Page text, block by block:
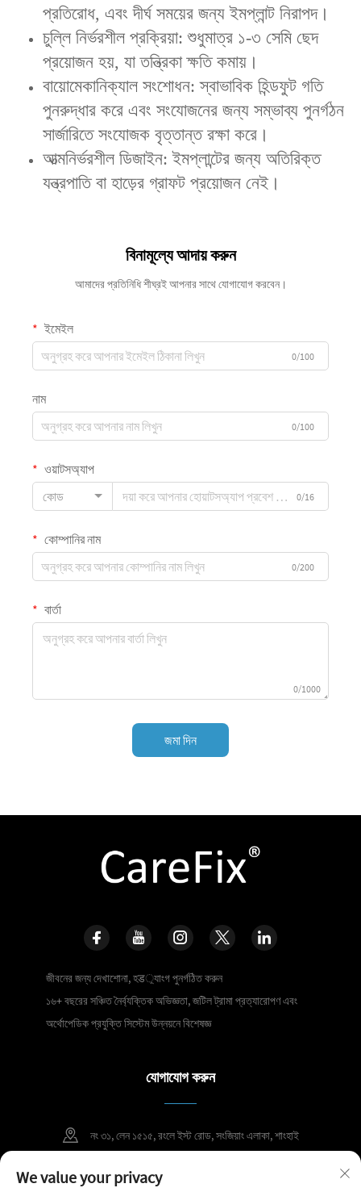
প্রতিরোধ, এবং দীর্ঘ সময়ের জন্য ইমপ্লান্ট নিরাপদ।
চুল্লি নির্ভরশীল প্রক্রিয়া‌: শুধুমাত্র ১-৩ সেমি ছেদ
প্রয়োজন হয়‌, যা তন্ত্রিকা ক্ষতি কমায়।
বায়োমেকানিক্যাল সংশোধন: স্বাভাবিক হিন্ডফুট গতি
পুনরুদ্ধার করে এবং সংযোজনের জন্য সম্ভাব্য পুনর্গঠন
সার্জারিতে সংযোজক বৃত্তান্ত রক্ষা করে।
আত্মনির্ভরশীল ডিজাইন‌: ইমপ্লান্টের জন্য অতিরিক্ত
যন্ত্রপাতি বা হাড়ের গ্রাফট প্রয়োজন নেই।
বিনামূল্যে আদায় করুন
আমাদের প্রতিনিধি শীঘ্রই আপনার সাথে যোগাযোগ করবেন।
ইমেইল
0/100
নাম
0/100
ওয়াটসঅ্যাপ
কোড
0/16
কোম্পানির নাম
0/200
বার্তা
0/1000
জমা দিন
জীবনের জন্য দেখাশোনা, হड়্যাংগ পুনর্গঠিত করুন
১৬+ বছরের সঞ্চিত নৈর্ব্যক্তিক অভিজ্ঞতা, জটিল ট্রামা প্রত্যারোপণ এবং
অর্থোপেডিক প্রযুক্তি সিস্টেম উন্নয়নে বিশেষজ্ঞ
যোগাযোগ করুন
নং ৩১, লেন ১৫১৫, রংলে ইস্ট রোড, সংজিয়াং এলাকা, শাংহাই
+86 400 098 2859
We value your privacy